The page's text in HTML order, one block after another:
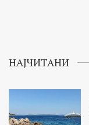
НАЈЧИТАНИ